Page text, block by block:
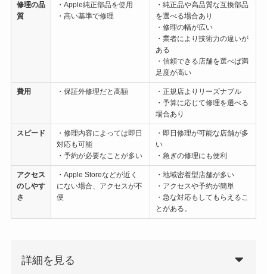
修理の品
質
・Apple純正部品を使用
・高い基準で修理
・純正品や高品質な互換部品
を選べる場合あり
・修理の幅が広い
・業者により技術力の違いが
ある
・信頼できる店舗を選べば満
足度が高い
費用 ・保証外修理だと高額
・正規店よりリーズナブル
・予算に応じて修理を選べる
場合あり
スピード
・修理内容によっては即日
対応も可能
・予約が必要なことが多い
・即日修理が可能な店舗が多
い
・急ぎの修理にも便利
アクセス
のしやす
さ
・Apple Storeなどが近く
にない場合、アクセスが不
便
・地域密着型店舗が多い
・アクセスや予約が簡単
・急な対応もしてもらえるこ
とがある。
詳細を見る